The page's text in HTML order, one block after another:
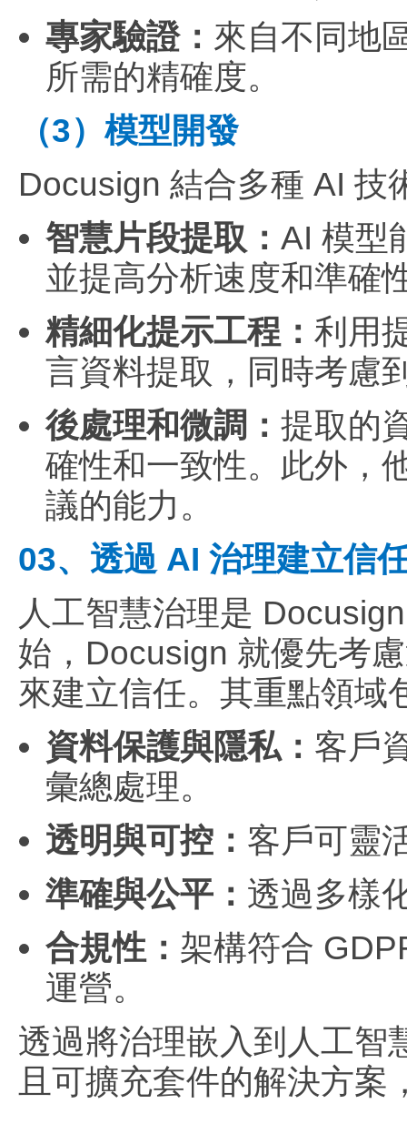
專家驗證： 來自不同地
所需的精確度。
（3）模型開發
Docusign 結合多種 AI 技
智慧片段提取： AI 模型
並提高分析速度和準確
精細化提示工程： 利用
言資料提取，同時考慮
後處理和微調： 提取的
確性和一致性。此外，
議的能力。
03、透過 AI 治理建立信
人工智慧治理是
始，Docusign 就優先考
來建立信任。其重點領域
資料保護與隱私： 客戶
彙總處理。
透明與可控： 客戶可靈
準確與公平： 透過多樣
合規性： 架構符合
運營。
透過將治理嵌入到人工智
且可擴充套件的解決方